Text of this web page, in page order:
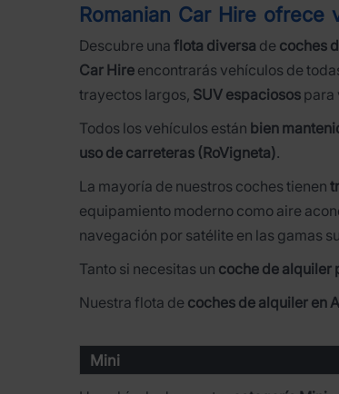
Romanian Car Hire ofrece
Descubre una flota diversa de coches
Car Hire encontrarás vehículos de
trayectos largos, SUV espaciosos para
Todos los vehículos están bien
uso de carreteras (RoVigneta).
La mayoría de nuestros coches tienen
equipamiento moderno como aire
navegación por satélite en las gamas
Tanto si necesitas un coche de alquiler
Nuestra flota de coches de alquiler en
Mini